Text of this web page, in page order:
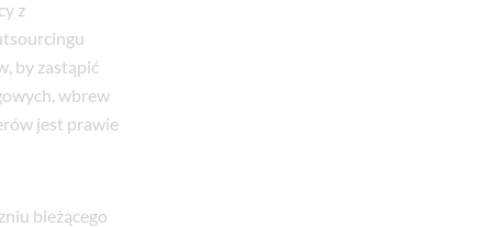
z
by zastąpić
wbrew
jest prawie
bieżącego